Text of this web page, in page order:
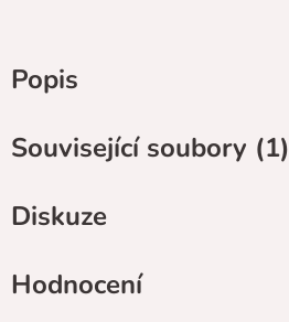
Popis
Související soubory (1)
Diskuze
Hodnocení